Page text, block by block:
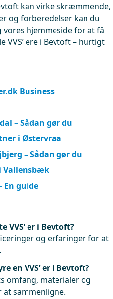
kan virke skræmmende,
og forberedelser kan du
hjemmeside for at få
ere i Bevtoft – hurtigt
Business
– Sådan gør du
i Østervraa
– Sådan gør du
Vallensbæk
En guide
VVS’ er i Bevtoft?
og erfaringer for at
en VVS’ er i Bevtoft?
omfang, materialer og
sammenligne.